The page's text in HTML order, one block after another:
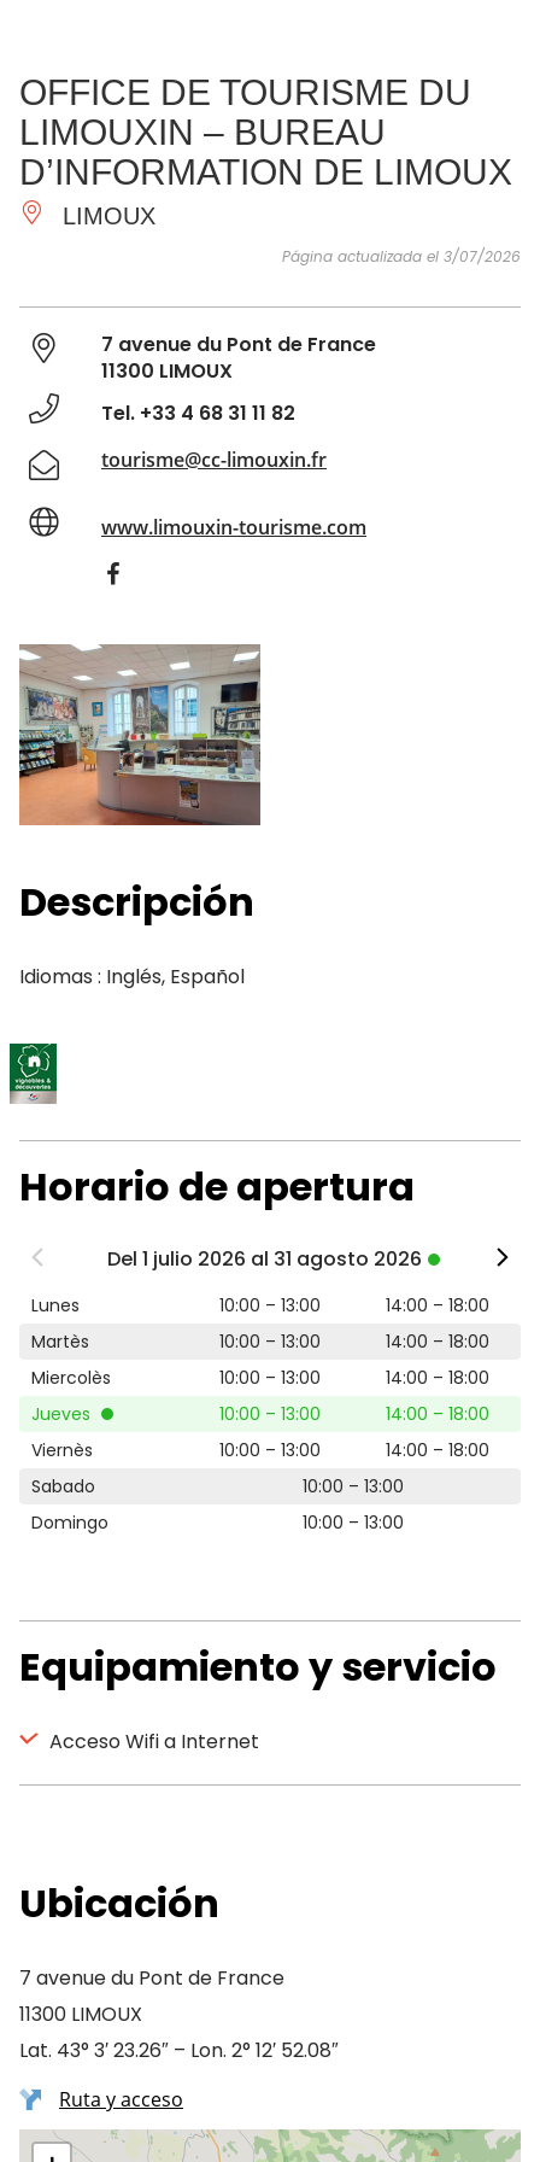
IMPRESCINDIBLES
HACER
INSPIRACIONES
OFFICE DE TOURISME DU
LIMOUXIN – BUREAU
D’INFORMATION DE LIMOUX
LIMOUX
Página actualizada el 3/07/2026
7 avenue du Pont de France
11300 LIMOUX
Tel. +33 4 68 31 11 82
tourisme@cc-limouxin.fr
www.limouxin-tourisme.com
Descripción
Idiomas : Inglés, Español
Horario de apertura
Del 1 julio 2026 al 31 agosto 2026
Lunes 10:00 – 13:00
14:00 – 18:00
Martès
10:00 – 13:00
14:00 – 18:00
Miercolès
10:00 – 13:00
14:00 – 18:00
Jueves
10:00 – 13:00
14:00 – 18:00
Viernès
10:00 – 13:00
14:00 – 18:00
Sabado
10:00 – 13:00
Domingo
10:00 – 13:00
Equipamiento y servicio
Acceso Wifi a Internet
Ubicación
7 avenue du Pont de France
11300 LIMOUX
Lat. 43° 3′ 23.26″ – Lon. 2° 12′ 52.08″
Ruta y acceso